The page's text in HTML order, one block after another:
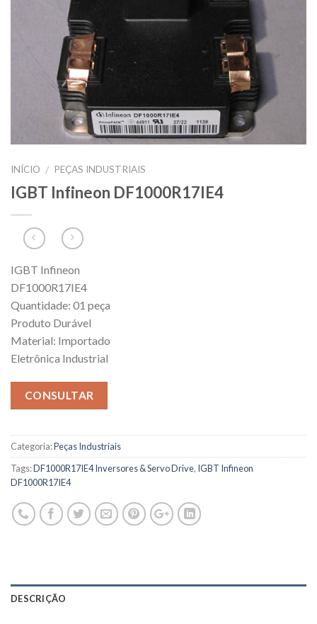
INÍCIO / PEÇAS INDUSTRIAIS
IGBT Infineon DF1000R17IE4
IGBT Infineon
DF1000R17IE4
Quantidade: 01 peça
Produto Durável
Material: Importado
Eletrônica Industrial
CONSULTAR
Categoria:Peças Industriais
Tags:DF1000R17IE4 Inversores & Servo Drive, IGBT Infineon
DF1000R17IE4
DESCRIÇÃO